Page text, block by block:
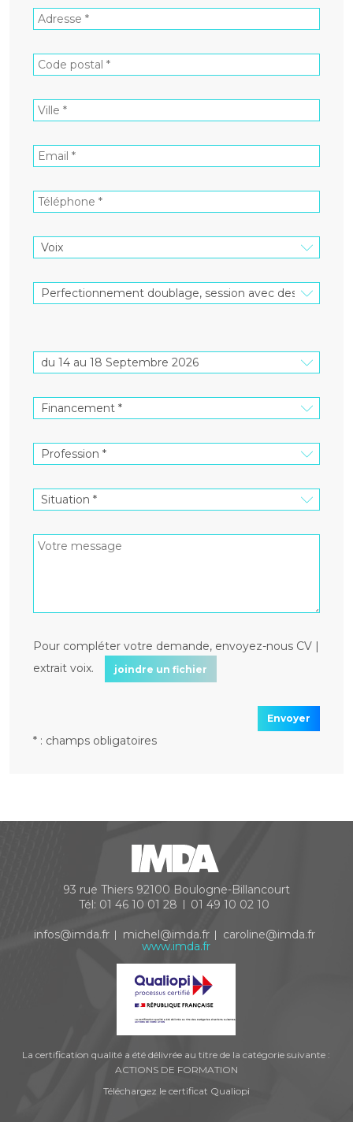
Pour compléter votre demande, envoyez-nous CV |
extrait voix.
joindre un fichier
Envoyer
* : champs obligatoires
93 rue Thiers 92100 Boulogne-Billancourt
Tél: 01 46 10 01 28 01 49 10 02 10
infos@imda.fr michel@imda.fr caroline@imda.fr
www.imda.fr
La certification qualité a été délivrée au titre de la catégorie suivante :
ACTIONS DE FORMATION
Téléchargez le certificat Qualiopi